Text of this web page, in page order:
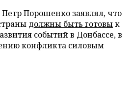
Порошенко заявлял, что
должны быть готовык
событий в Донбассе, в
конфликта силовым